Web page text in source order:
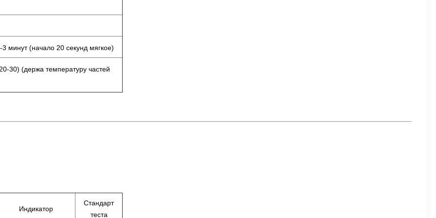
минут (начало 20 секунд мягкое)
30) (держа температуру частей
Индикатор
Стандарт
теста